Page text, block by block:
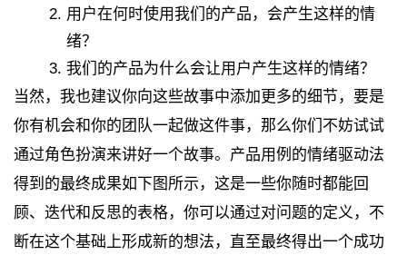
用户在何时使用我们的产品，会产生这样的情
绪？
我们的产品为什么会让用户产生这样的情绪？
当然，我也建议你向这些故事中添加更多的细节，要是
你有机会和你的团队一起做这件事，那么你们不妨试试
通过角色扮演来讲好一个故事。产品用例的情绪驱动法
得到的最终成果如下图所示，这是一些你随时都能回
顾、迭代和反思的表格，你可以通过对问题的定义，不
断在这个基础上形成新的想法，直至最终得出一个成功